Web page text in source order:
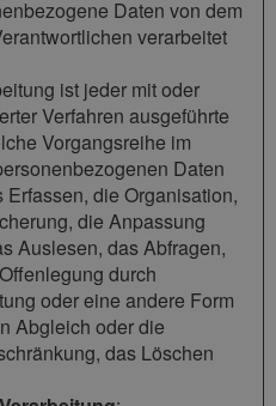
Daten von dem
verarbeitet
ist jeder mit oder
Verfahren ausgeführte
Vorgangsreihe im
Daten
die Organisation,
die Anpassung
Auslesen, das Abfragen,
durch
oder eine andere Form
Abgleich oder die
das Löschen